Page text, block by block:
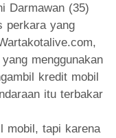
Darmawan (35)
perkara yang
menggunakan
kredit mobil
itu terbakar
mobil, tapi karena